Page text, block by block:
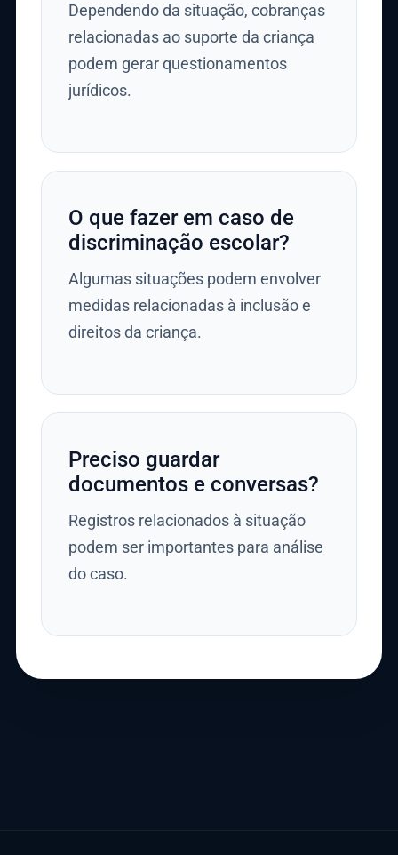
Dependendo da situação, cobranças
relacionadas ao suporte da criança
podem gerar questionamentos
jurídicos.
O que fazer em caso de
discriminação escolar?
Algumas situações podem envolver
medidas relacionadas à inclusão e
direitos da criança.
Preciso guardar
documentos e conversas?
Registros relacionados à situação
podem ser importantes para análise
do caso.